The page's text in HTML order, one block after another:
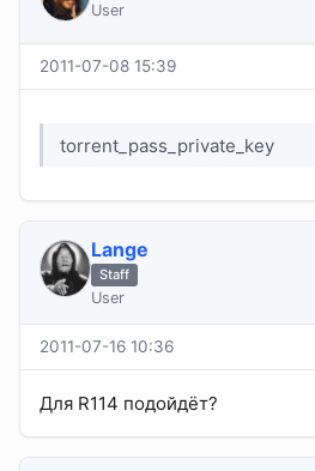
User
2011-07-08 15:39
torrent_pass_private_key
Lange
Staff
User
2011-07-16 10:36
Для R114 подойдёт?